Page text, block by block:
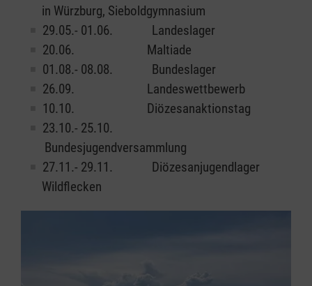
in Würzburg, Sieboldgymnasium
29.05.- 01.06. Landeslager
20.06. Maltiade
01.08.- 08.08. Bundeslager
26.09. Landeswettbewerb
10.10. Diözesanaktionstag
23.10.- 25.10.
Bundesjugendversammlung
27.11.- 29.11. Diözesanjugendlager
Wildflecken